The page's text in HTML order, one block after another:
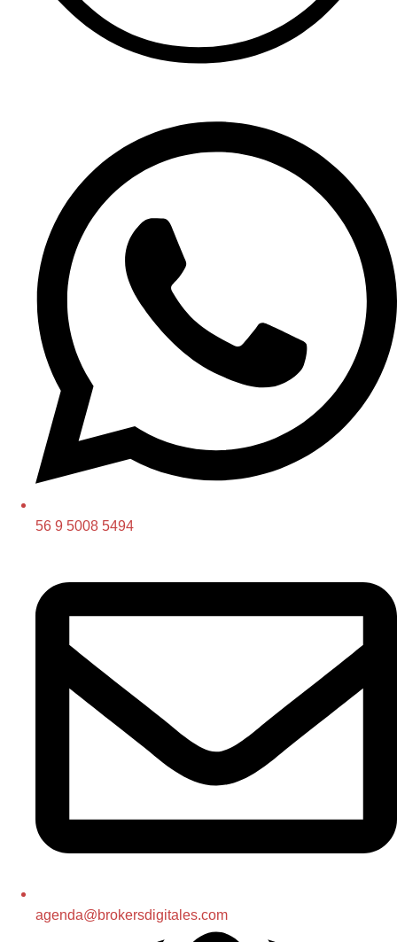
56 9 5008 5494
agenda@brokersdigitales.com